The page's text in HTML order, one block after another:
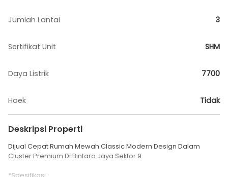
Jumlah Lantai 3
Sertifikat Unit SHM
Daya Listrik 7700
Hoek Tidak
Deskripsi Properti
Dijual Cepat Rumah Mewah Classic Modern Design Dalam
Cluster Premium Di Bintaro Jaya Sektor 9
*Spesifikasi :